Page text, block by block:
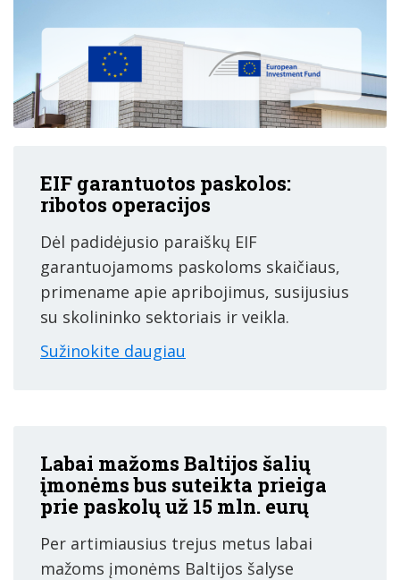
EIF garantuotos paskolos:
ribotos operacijos
Dėl padidėjusio paraiškų EIF
garantuojamoms paskoloms skaičiaus,
primename apie apribojimus, susijusius
su skolininko sektoriais ir veikla.
Sužinokite daugiau
Labai mažoms Baltijos šalių
įmonėms bus suteikta prieiga
prie paskolų už 15 mln. eurų
Per artimiausius trejus metus labai
mažoms įmonėms Baltijos šalyse